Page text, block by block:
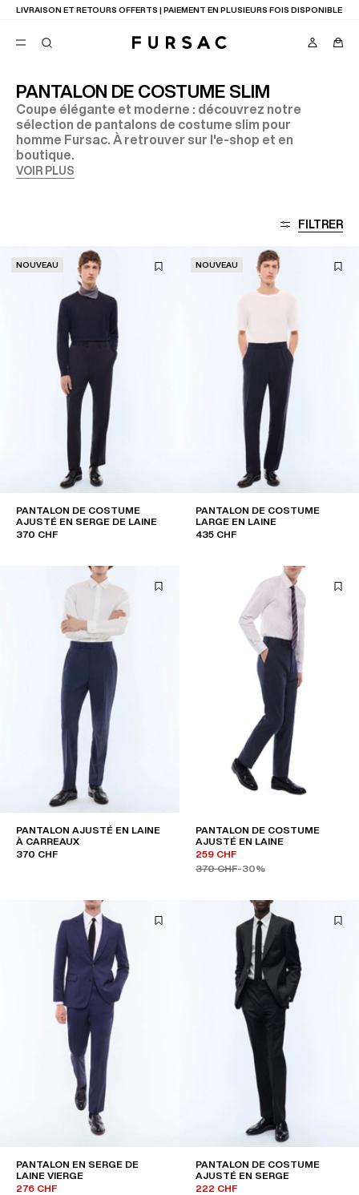
LIVRAISON ET RETOURS OFFERTS | PAIEMENT EN PLUSIEURS FOIS DISPONIBLE
PANTALON DE COSTUME SLIM
Coupe élégante et moderne : découvrez notre
sélection de pantalons de costume slim pour
homme Fursac. À retrouver sur l'e-shop et en
boutique.
VOIR PLUS
FILTRER
NOUVEAU
PANTALON DE COSTUME
AJUSTÉ EN SERGE DE LAINE
370 CHF
NOUVEAU
PANTALON DE COSTUME
LARGE EN LAINE
435 CHF
PANTALON AJUSTÉ EN LAINE
À CARREAUX
370 CHF
PANTALON DE COSTUME
AJUSTÉ EN LAINE
259 CHF
370 CHF-30%
PANTALON EN SERGE DE
LAINE VIERGE
276 CHF
PANTALON DE COSTUME
AJUSTÉ EN SERGE
222 CHF
FAVORIS
COSTUMES
PANTALONS
BLOUSONS
SUGGESTIONS